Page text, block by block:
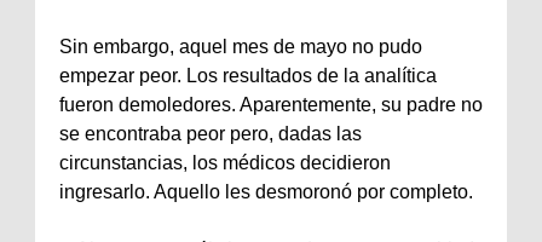
Sin embargo, aquel mes de mayo no pudo
empezar peor. Los resultados de la analítica
fueron demoledores. Aparentemente, su padre no
se encontraba peor pero, dadas las
circunstancias, los médicos decidieron
ingresarlo. Aquello les desmoronó por completo.